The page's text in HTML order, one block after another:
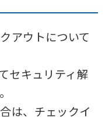
アウトについて
セキュリティ解
は、チェックイ